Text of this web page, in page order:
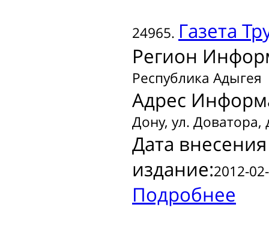
24965. Газета
Регион
Республика Адыгея
Адрес
Дону, ул. Доватора,
Дата
издание:2012-
Подробнее